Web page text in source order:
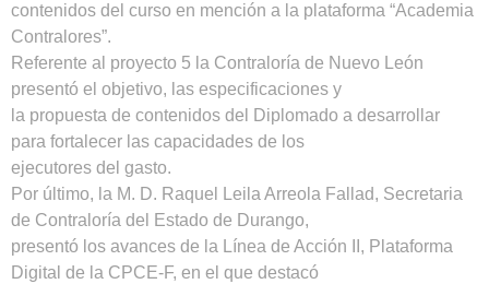
contenidos del curso en mención a la plataforma “Academia
Contralores”.
Referente al proyecto 5 la Contraloría de Nuevo León
presentó el objetivo, las especificaciones y
la propuesta de contenidos del Diplomado a desarrollar
para fortalecer las capacidades de los
ejecutores del gasto.
Por último, la M. D. Raquel Leila Arreola Fallad, Secretaria
de Contraloría del Estado de Durango,
presentó los avances de la Línea de Acción II, Plataforma
Digital de la CPCE-F, en el que destacó